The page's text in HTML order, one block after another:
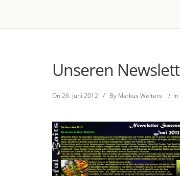
Unseren
On 26. Juni 2012 / By Markus Welters / In